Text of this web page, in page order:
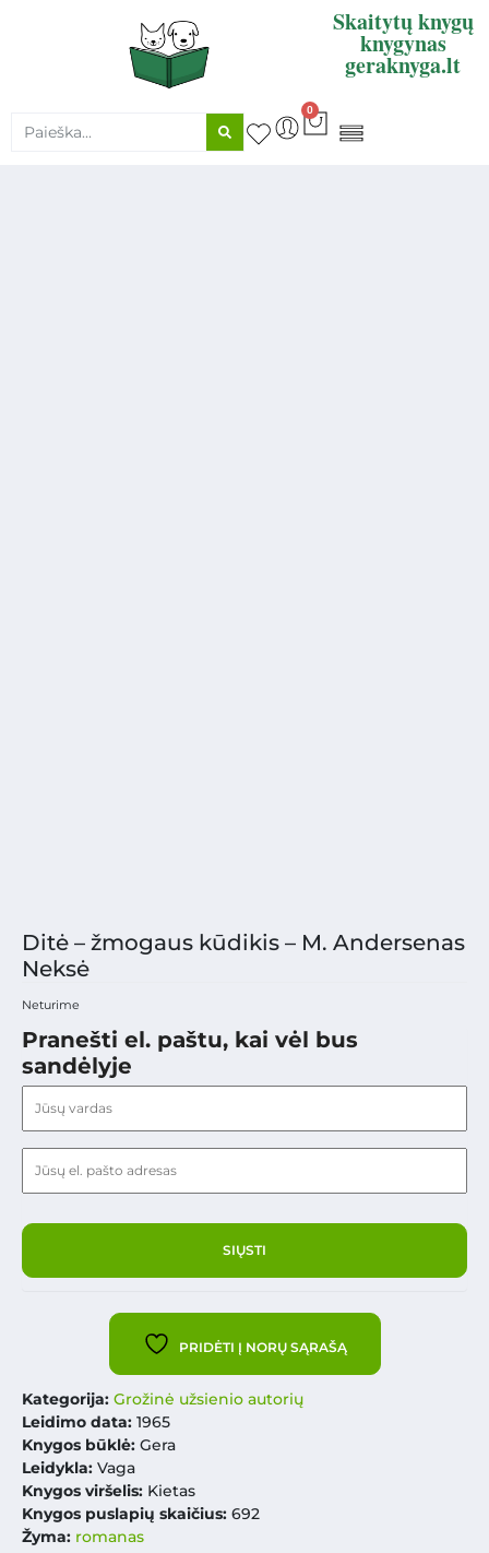
Skaitytų knygų
knygynas
geraknyga.lt
0
Ditė – žmogaus kūdikis – M. Andersenas
Neksė
Neturime
Pranešti el. paštu, kai vėl bus
sandėlyje
PRIDĖTI Į NORŲ SĄRAŠĄ
Kategorija: Grožinė užsienio autorių
Leidimo data: 1965
Knygos būklė: Gera
Leidykla: Vaga
Knygos viršelis: Kietas
Knygos puslapių skaičius: 692
Žyma: romanas